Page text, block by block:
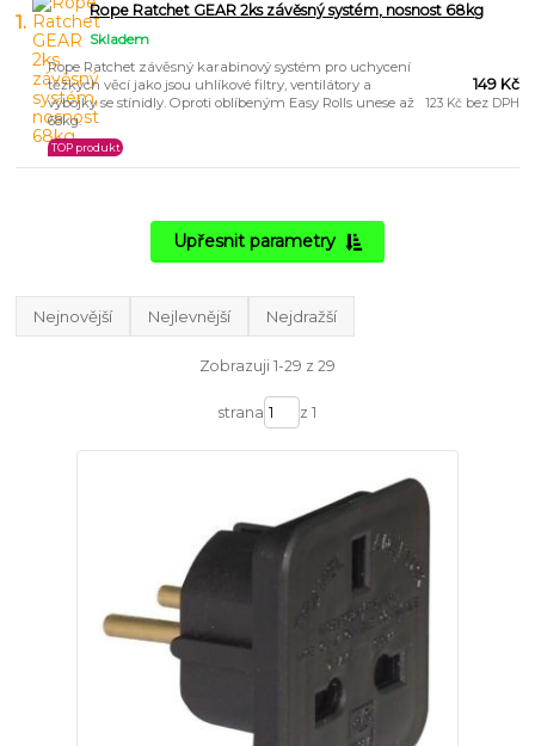
1. Rope Ratchet GEAR 2ks závěsný systém, nosnost 68kg
Rope Ratchet závěsný karabinový systém pro uchycení
těžkých věcí jako jsou uhlíkové filtry, ventilátory a
výbojky se stínidly. Oproti oblíbeným Easy Rolls unese až
68kg.
Skladem
TOP produkt
149 Kč
123 Kč bez DPH
Upřesnit parametry
Nejnovější Nejlevnější Nejdražší
Zobrazuji 1-29 z 29
strana z 1